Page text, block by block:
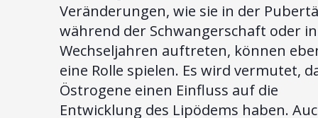
Veränderungen, wie sie in der
während der Schwangerschaft oder
Wechseljahren auftreten, können
eine Rolle spielen. Es wird vermutet,
Östrogene einen Einfluss auf die
Entwicklung des Lipödems haben.